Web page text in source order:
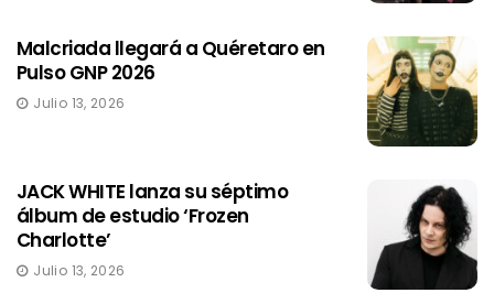
Malcriada llegará a Quéretaro en
Pulso GNP 2026
Julio 13, 2026
JACK WHITE lanza su séptimo
álbum de estudio ‘Frozen
Charlotte’
Julio 13, 2026